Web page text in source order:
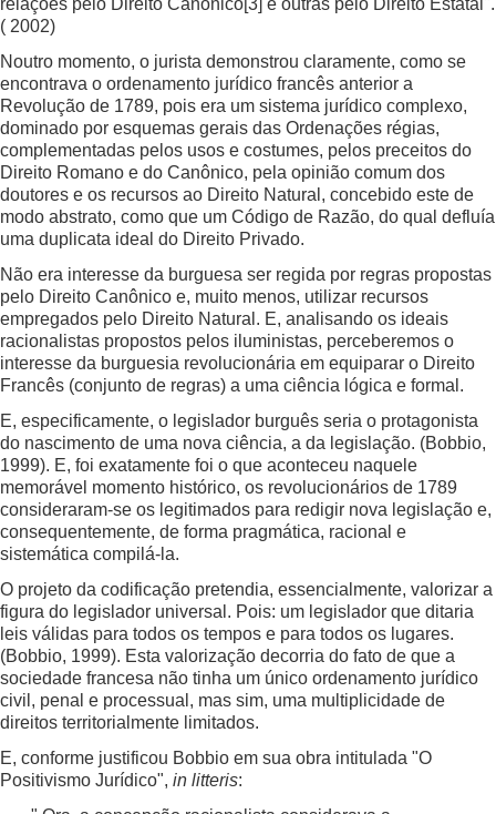
relações pelo Direito Canônico[3] e outras pelo Direito Estatal".
( 2002)
Noutro momento, o jurista demonstrou claramente, como se
encontrava o ordenamento jurídico francês anterior a
Revolução de 1789, pois era um sistema jurídico complexo,
dominado por esquemas gerais das Ordenações régias,
complementadas pelos usos e costumes, pelos preceitos do
Direito Romano e do Canônico, pela opinião comum dos
doutores e os recursos ao Direito Natural, concebido este de
modo abstrato, como que um Código de Razão, do qual defluía
uma duplicata ideal do Direito Privado.
Não era interesse da burguesa ser regida por regras propostas
pelo Direito Canônico e, muito menos, utilizar recursos
empregados pelo Direito Natural. E, analisando os ideais
racionalistas propostos pelos iluministas, perceberemos o
interesse da burguesia revolucionária em equiparar o Direito
Francês (conjunto de regras) a uma ciência lógica e formal.
E, especificamente, o legislador burguês seria o protagonista
do nascimento de uma nova ciência, a da legislação. (Bobbio,
1999). E, foi exatamente foi o que aconteceu naquele
memorável momento histórico, os revolucionários de 1789
consideraram-se os legitimados para redigir nova legislação e,
consequentemente, de forma pragmática, racional e
sistemática compilá-la.
O projeto da codificação pretendia, essencialmente, valorizar a
figura do legislador universal. Pois: um legislador que ditaria
leis válidas para todos os tempos e para todos os lugares.
(Bobbio, 1999). Esta valorização decorria do fato de que a
sociedade francesa não tinha um único ordenamento jurídico
civil, penal e processual, mas sim, uma multiplicidade de
direitos territorialmente limitados.
E, conforme justificou Bobbio em sua obra intitulada "O
Positivismo Jurídico", in litteris: